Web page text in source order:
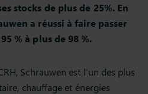
stocks de plus de 25%. En
a réussi à faire passer
% à plus de 98 %.
Schrauwen est l’un des plus
chauffage et énergies